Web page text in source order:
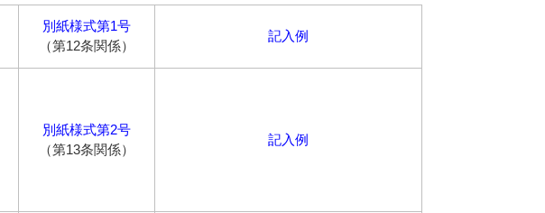
別紙様式第1号
（第12条関係）
記入例
別紙様式第2号
（第13条関係）
記入例